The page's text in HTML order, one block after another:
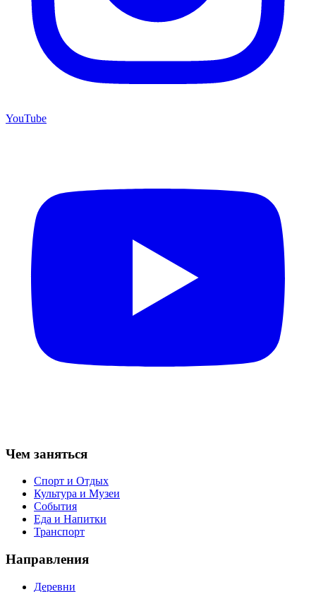
YouTube
Чем заняться
Спорт и Отдых
Культура и Музеи
События
Еда и Напитки
Транспорт
Направления
Деревни